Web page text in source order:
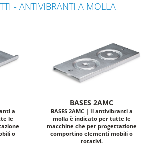
- ANTIVIBRANTI A MOLLA
a
le
o
BASES 2AMC
BASES 2AMC | Il antivibranti a
molla è indicato per tutte le
macchine che per progettazione
comportino elementi mobili o
rotativi.